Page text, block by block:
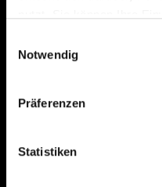
Trigger Symbol ändern
Informationen
können
Notwendig
Präferenzen
Statistiken
Durchsuchen
Abschicken